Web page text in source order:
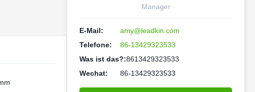
Manager
E-Mail:
amy@leadkin.com
Telefone:
86-13429323533
Was ist das?:8613429323533
Wechat:
86-13429323533